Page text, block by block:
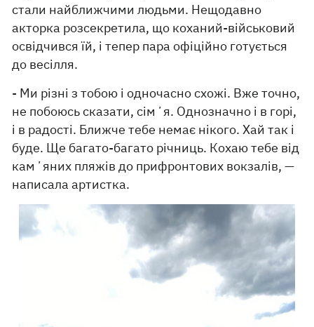
стали найближчими людьми. Нещодавно
акторка розсекретила, що коханий-військовий
освідчився їй, і тепер пара офіційно готується
до весілля.
- Ми різні з тобою і одночасно схожі. Вже точно,
не побоюсь сказати, сімʼя. Однозначно і в горі,
і в радості. Ближче тебе немає нікого. Хай так і
буде. Ще багато-багато річниць. Кохаю тебе від
камʼяних пляжів до прифронтових вокзалів, —
написала артистка.